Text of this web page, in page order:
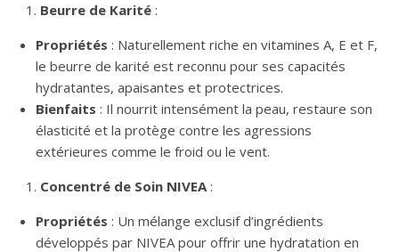
Beurre de Karité :
Propriétés : Naturellement riche en vitamines A, E et F,
le beurre de karité est reconnu pour ses capacités
hydratantes, apaisantes et protectrices.
Bienfaits : Il nourrit intensément la peau, restaure son
élasticité et la protège contre les agressions
extérieures comme le froid ou le vent.
Concentré de Soin NIVEA:
Propriétés : Un mélange exclusif d’ingrédients
développés par NIVEA pour offrir une hydratation en